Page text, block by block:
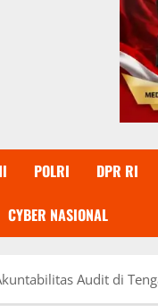
POLRI DPR RI
CYBER NASIONAL
Audit di